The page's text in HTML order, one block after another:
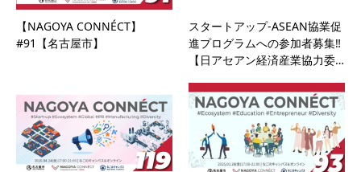
【NAGOYA CONNÉCT】
#91【名古屋市】
スタートアップ-ASEAN協業促
進プログラムへの参加者募集‼
【日アセアン経済産業協力委…